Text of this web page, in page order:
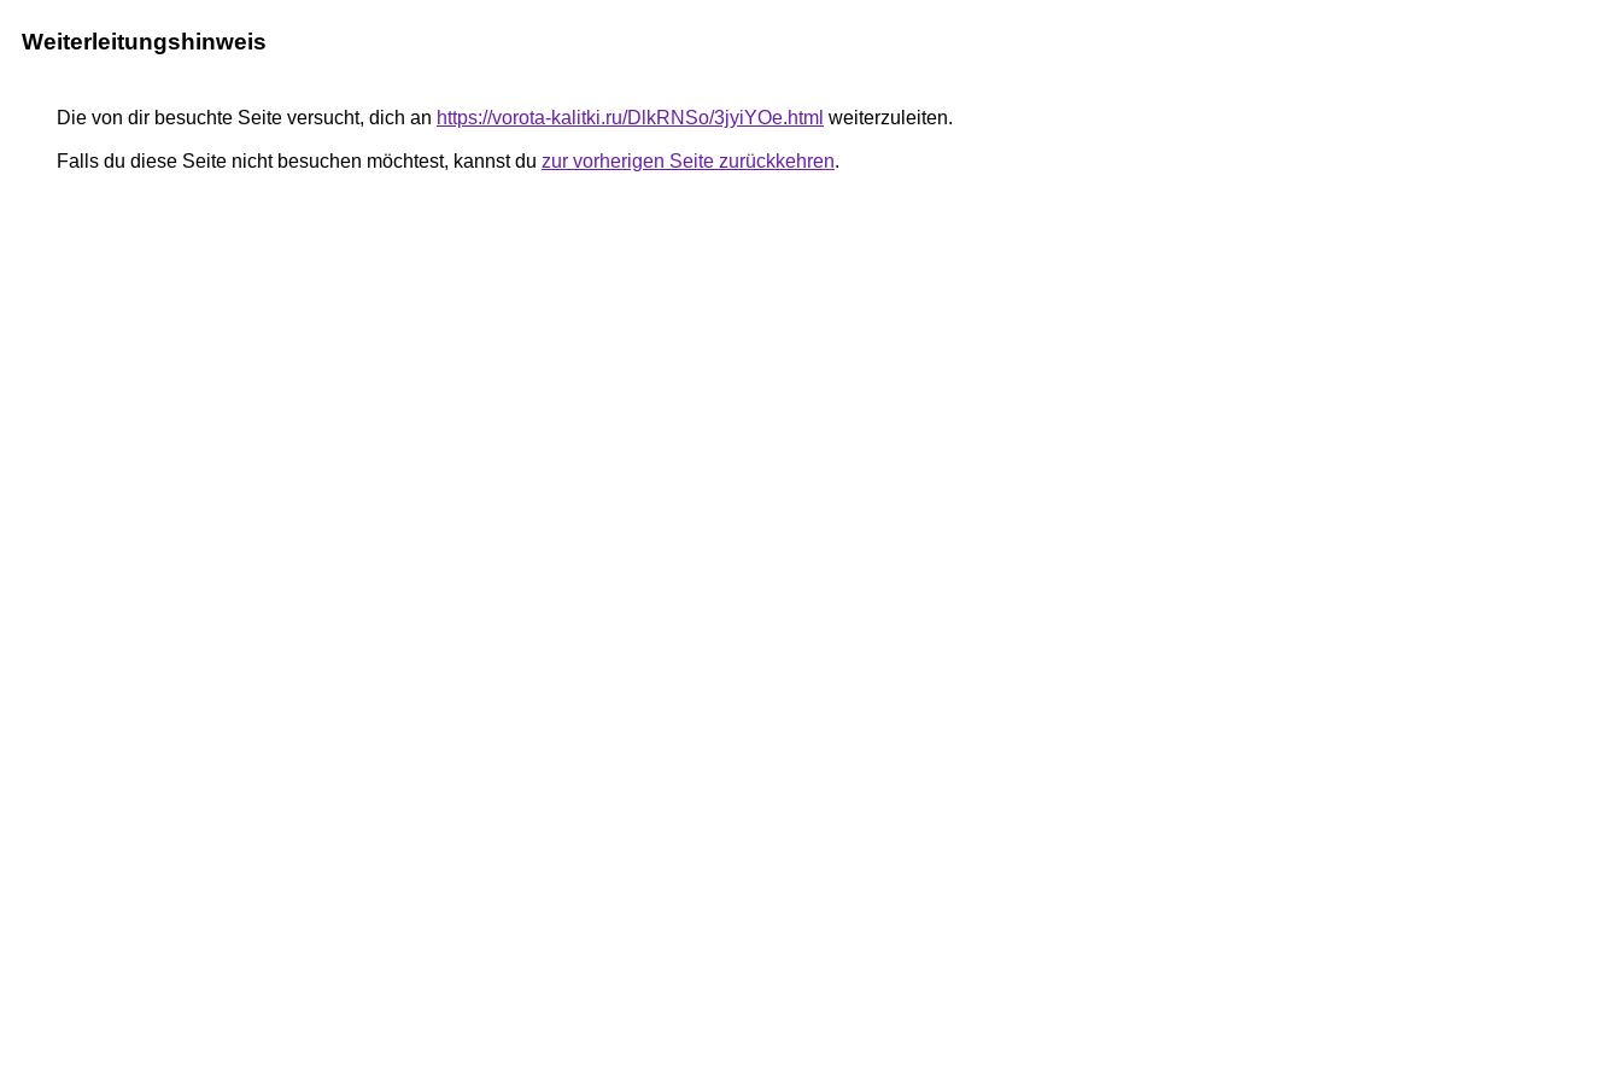
Weiterleitungshinweis
Die von dir besuchte Seite versucht, dich an https://vorota-kalitki.ru/DlkRNSo/3jyiYOe.html weiterzuleiten.
Falls du diese Seite nicht besuchen möchtest, kannst du zur vorherigen Seite zurückkehren.